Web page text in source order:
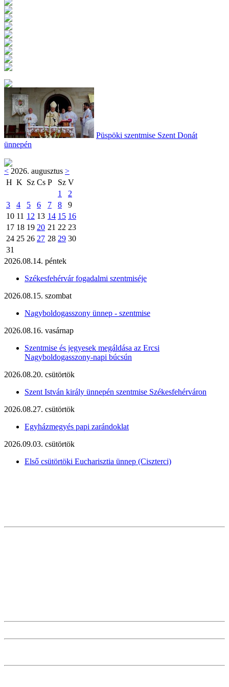
Püspöki szentmise Szent Donát
ünnepén
< 2026. augusztus >
H K Sz Cs P Sz V
1
2
3
4 5 6 7 8
9
10 11 12 13 14 15 16
17 18 19 20 21 22 23
24 25 26 27 28 29 30
31
2026.08.14. péntek
Székesfehérvár fogadalmi szentmiséje
2026.08.15. szombat
Nagyboldogasszony ünnep - szentmise
2026.08.16. vasárnap
Szentmise és jegyesek megáldása az Ercsi
Nagyboldogasszony-napi búcsún
2026.08.20. csütörtök
Szent István király ünnepén szentmise Székesfehérváron
2026.08.27. csütörtök
Egyházmegyés papi zarándoklat
2026.09.03. csütörtök
Első csütörtöki Eucharisztia ünnep (Ciszterci)